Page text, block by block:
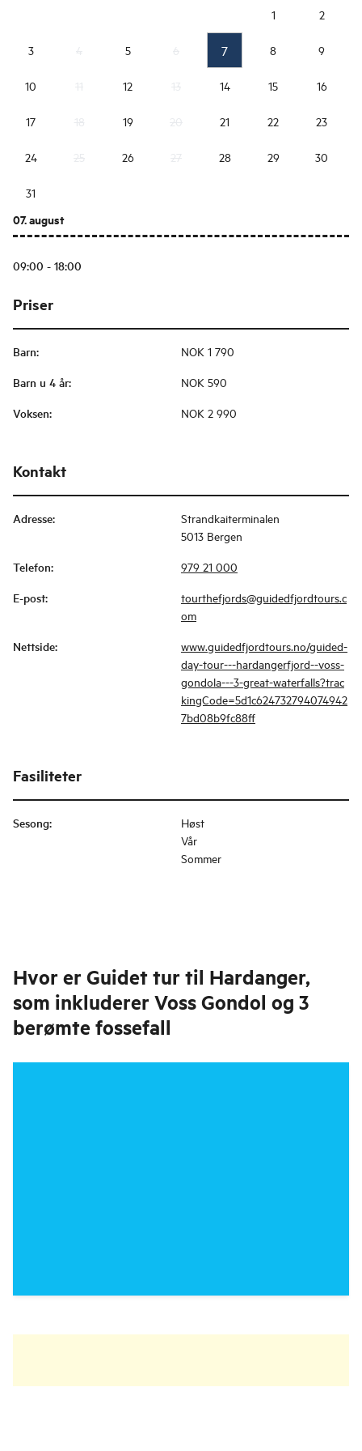
1 2
3 5 7 8 9
10 12 14 15 16
17 19 21 22 23
24 26 28 29 30
31
07. august
09:00 - 18:00
Priser
Barn: NOK 1 790
Barn u 4 år: NOK 590
Voksen: NOK 2 990
Kontakt
Adresse:
Strandkaiterminalen
5013 Bergen
Telefon: 979 21 000
E-post:
tourthefjords@guidedfjordtours.c
om
Nettside:
www.guidedfjordtours.no/guided-
day-tour---hardangerfjord--voss-
gondola---3-great-waterfalls?trac
kingCode=5d1c624732794074942
7bd08b9fc88ff
Fasiliteter
Sesong:
Høst
Vår
Sommer
Hvor er Guidet tur til Hardanger,
som inkluderer Voss Gondol og 3
berømte fossefall